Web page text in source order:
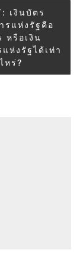
เงินบัตร
รแห่งรัฐคือ
หรือเงิน
ห่งรัฐได้เท่า
หร่?